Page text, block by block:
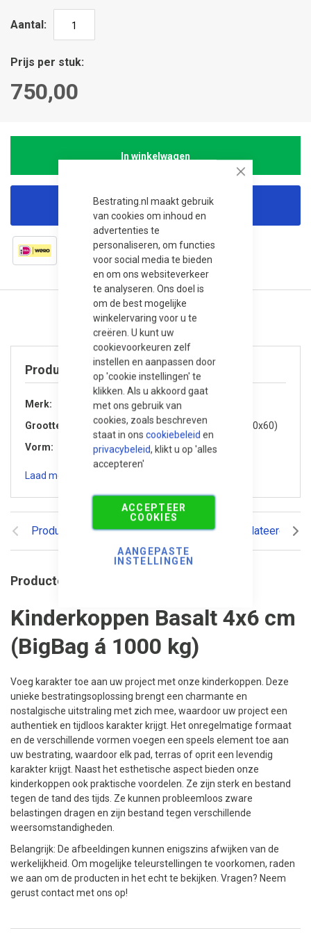
Bestrating.nl maakt gebruik
van cookies om inhoud en
advertenties te
personaliseren, om functies
voor social media te bieden
en om ons websiteverkeer
te analyseren. Ons doel is
om de best mogelijke
winkelervaring voor u te
creëren. U kunt uw
cookievoorkeuren zelf
instellen en aanpassen door
op 'cookie instellingen' te
klikken. Als u akkoord gaat
met ons gebruik van
cookies, zoals beschreven
staat in ons cookiebeleid en
privacybeleid, klikt u op 'alles
accepteren'
ACCEPTEER
COOKIES
AANGEPASTE
INSTELLINGEN
Aantal
Prijs per stuk
750,00
In winkelwagen
Korting aanvragen
Productomschrijving Reviews Gerelateerde
Productomschrijving
Kinderkoppen Basalt 4x6 cm
(BigBag á 1000 kg)
Voeg karakter toe aan uw project met onze kinderkoppen. Deze
unieke bestratingsoplossing brengt een charmante en
nostalgische uitstraling met zich mee, waardoor uw project een
authentiek en tijdloos karakter krijgt. Het onregelmatige formaat
en de verschillende vormen voegen een speels element toe aan
uw bestrating, waardoor elk pad, terras of oprit een levendig
karakter krijgt. Naast het esthetische aspect bieden onze
kinderkoppen ook praktische voordelen. Ze zijn sterk en bestand
tegen de tand des tijds. Ze kunnen probleemloos zware
belastingen dragen en zijn bestand tegen verschillende
weersomstandigheden.
Belangrijk: De afbeeldingen kunnen enigszins afwijken van de
werkelijkheid. Om mogelijke teleurstellingen te voorkomen, raden
we aan om de producten in het echt te bekijken. Vragen? Neem
gerust contact met ons op!
Product specificaties
Merk
Redsun
Grootte
Klein (kleiner dan 60x60)
Vorm
Vierkant
Laad meer specificaties